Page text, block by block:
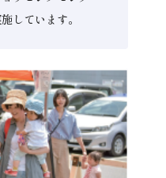
しています。